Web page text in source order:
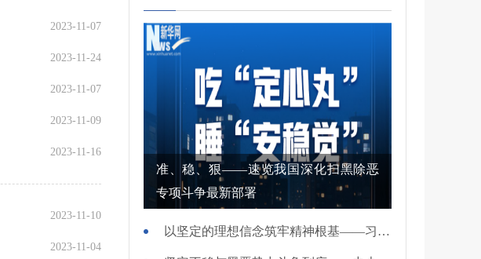
2023-11-07
2023-11-24
2023-11-07
2023-11-09
2023-11-16
2023-11-10
2023-11-04
准、稳、狠——速览我国深化扫黑除恶
专项斗争最新部署
以坚定的理想信念筑牢精神根基——习近平党建思想理论品格系列述评之一